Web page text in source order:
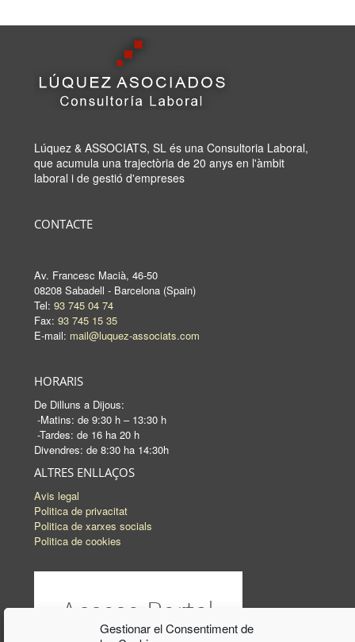
Gestionar el Consentiment de
Lúquez & ASSOCIATS, SL és una Consultoria Laboral,
que acumula una trajectòria de 20 anys en l'àmbit
laboral i de gestió d'empreses
CONTACTE
Av. Francesc Macià, 46-50
08208 Sabadell - Barcelona (Spain)
Tel: 93 745 04 74
Fax: 93 745 15 35
E-mail: mail@luquez-associats.com
HORARIS
De Dilluns a Dijous:
-Matins: de 9:30 h – 13:30 h
-Tardes: de 16 ha 20 h
Divendres: de 8:30 ha 14:30h
ALTRES ENLLAÇOS
Avis legal
Politica de privacitat
Politica de xarxes socials
Politica de cookies